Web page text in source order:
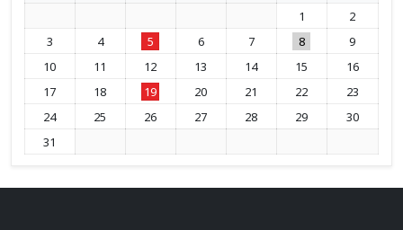
1
2
3
4 5 6 7 8
9
10
11 12 13 14 15
16
17
18 19 20 21 22
23
24
25 26 27 28 29
30
31